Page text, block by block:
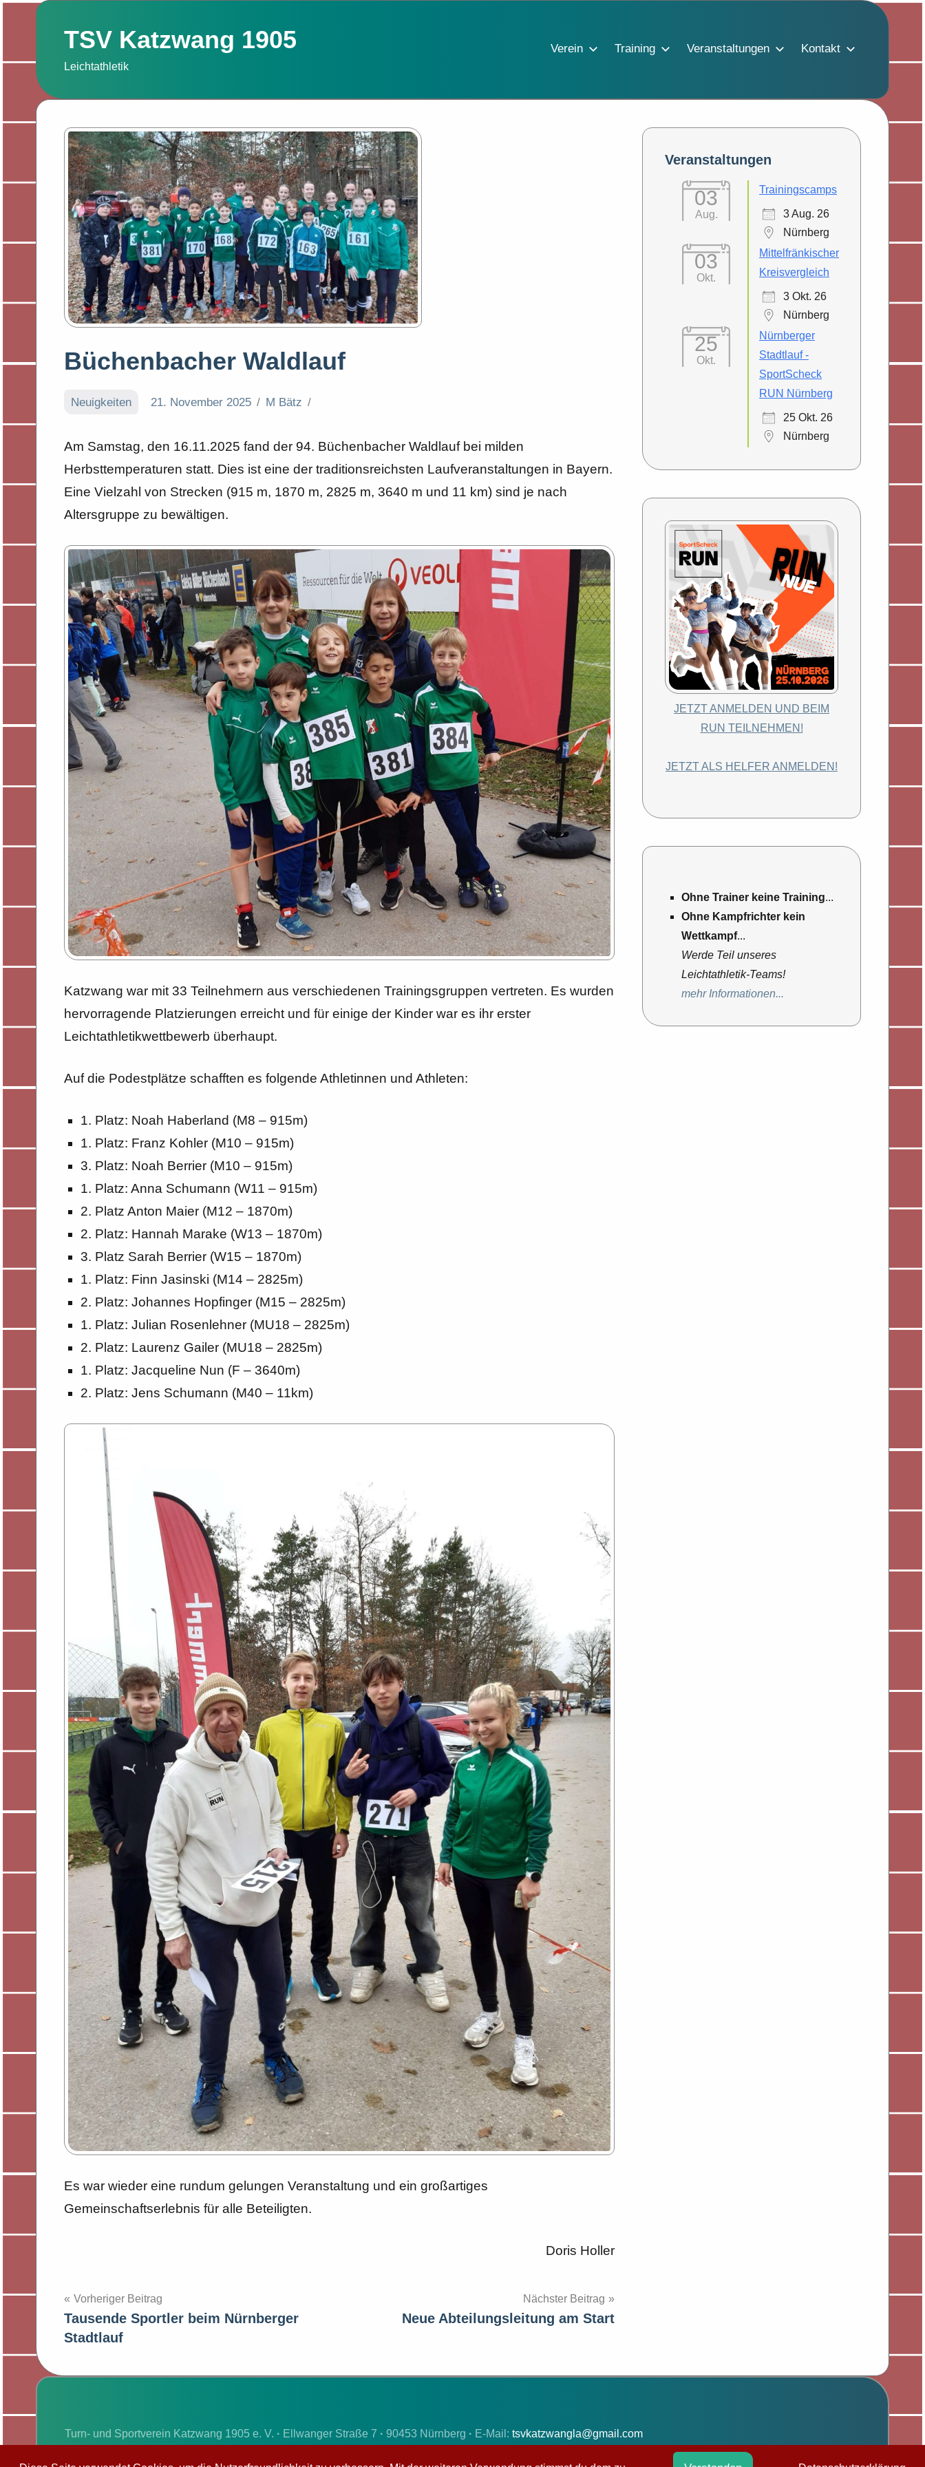
Zum
springenTSV Katzwang 1905
Leichtathletik
Verein Training Veranstaltungen Kontakt
Büchenbacher Waldlauf
Neuigkeiten 21. November 2025 M Bätz
Am Samstag, den 16.11.2025 fand der 94. Büchenbacher Waldlauf bei milden
Herbsttemperaturen statt. Dies ist eine der traditionsreichsten Laufveranstaltungen in Bayern.
Eine Vielzahl von Strecken (915 m, 1870 m, 2825 m, 3640 m und 11 km) sind je nach
Altersgruppe zu bewältigen.
Katzwang war mit 33 Teilnehmern aus verschiedenen Trainingsgruppen vertreten. Es wurden
hervorragende Platzierungen erreicht und für einige der Kinder war es ihr erster
Leichtathletikwettbewerb überhaupt.
Auf die Podestplätze schafften es folgende Athletinnen und Athleten:
1. Platz: Noah Haberland (M8 – 915m)
1. Platz: Franz Kohler (M10 – 915m)
3. Platz: Noah Berrier (M10 – 915m)
1. Platz: Anna Schumann (W11 – 915m)
2. Platz Anton Maier (M12 – 1870m)
2. Platz: Hannah Marake (W13 – 1870m)
3. Platz Sarah Berrier (W15 – 1870m)
1. Platz: Finn Jasinski (M14 – 2825m)
2. Platz: Johannes Hopfinger (M15 – 2825m)
1. Platz: Julian Rosenlehner (MU18 – 2825m)
2. Platz: Laurenz Gailer (MU18 – 2825m)
1. Platz: Jacqueline Nun (F – 3640m)
2. Platz: Jens Schumann (M40 – 11km)
Es war wieder eine rundum gelungen Veranstaltung und ein großartiges
Gemeinschaftserlebnis für alle Beteiligten.
Doris Holler
Beitragsnavigation
Vorheriger Beitrag
Tausende Sportler beim Nürnberger
Stadtlauf
Nächster Beitrag
Neue Abteilungsleitung am Start
Veranstaltungen
03
Aug.
Trainingscamps
3 Aug. 26
Nürnberg
03
Okt.
Mittelfränkischer
Kreisvergleich
3 Okt. 26
Nürnberg
25
Okt.
Nürnberger
Stadtlauf -
SportScheck
RUN Nürnberg
25 Okt. 26
Nürnberg
JETZT ANMELDEN UND BEIM
RUN TEILNEHMEN!
JETZT ALS HELFER ANMELDEN!
Ohne Trainer keine Training...
Ohne Kampfrichter kein
Wettkampf...
Werde Teil unseres
Leichtathletik-Teams!
mehr Informationen...
Turn- und Sportverein Katzwang 1905 e. V. · Ellwanger Straße 7 · 90453 Nürnberg · E-Mail: tsvkatzwangla@gmail.com